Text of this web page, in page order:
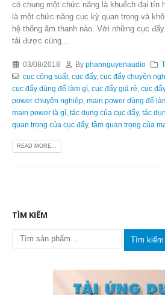
có chung một chức năng là khuếch đại tín
là một chức năng cục kỳ quan trọng và
hệ thống âm thanh nào. Với những cục
tải được cùng...
03/08/2018 Byphannguyenaudio
cục công suất, cục đẩy, cục đẩy chuyên
cục đẩy dùng để làm gì cục đẩy giá rẻ cục
power chuyên nghiệp main power dùng để
main power là gì tác dụng của cục đẩy, tác
quan trọng của cục đẩy, tầm quan trọng của
READ MORE...
TÌM KIẾM
Tìm kiếm